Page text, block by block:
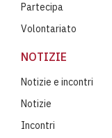
Partecipa
Volontariato
NOTIZIE
Notizie e incontri
Notizie
Incontri